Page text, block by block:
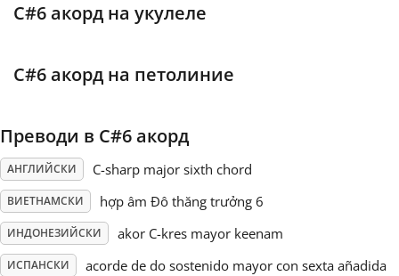
Italiano
日本語
Polski
Português
Русский
C#6 акорд на укулеле
C#6 акорд на петолиние
Преводи в C#6 акорд
АНГЛИЙСКИ C-sharp major sixth chord
ВИЕТНАМСКИ hợp âm Đô thăng trưởng 6
ИНДОНЕЗИЙСКИ akor C-kres mayor keenam
ИСПАНСКИ acorde de do sostenido mayor con sexta añadida